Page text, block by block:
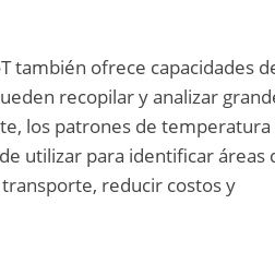
también ofrece capacidades
recopilar y analizar
los patrones de temperatura
utilizar para identificar áreas
reducir costos y